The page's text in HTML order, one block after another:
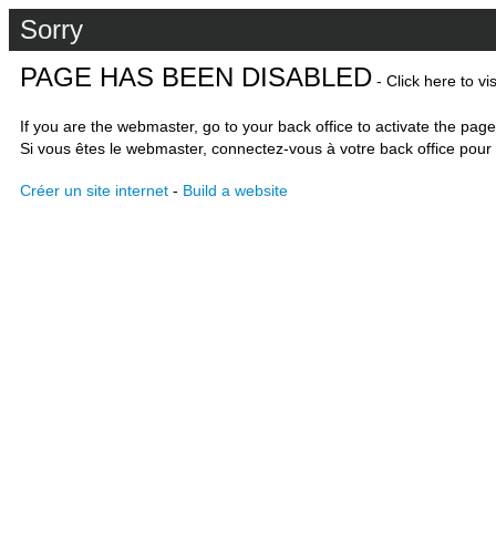
Sorry
PAGE HAS BEEN DISABLED - Click here to
If you are the webmaster, go to your back office to activate the
Si vous êtes le webmaster, connectez-vous à votre back office
Créer un site internet - Build a website